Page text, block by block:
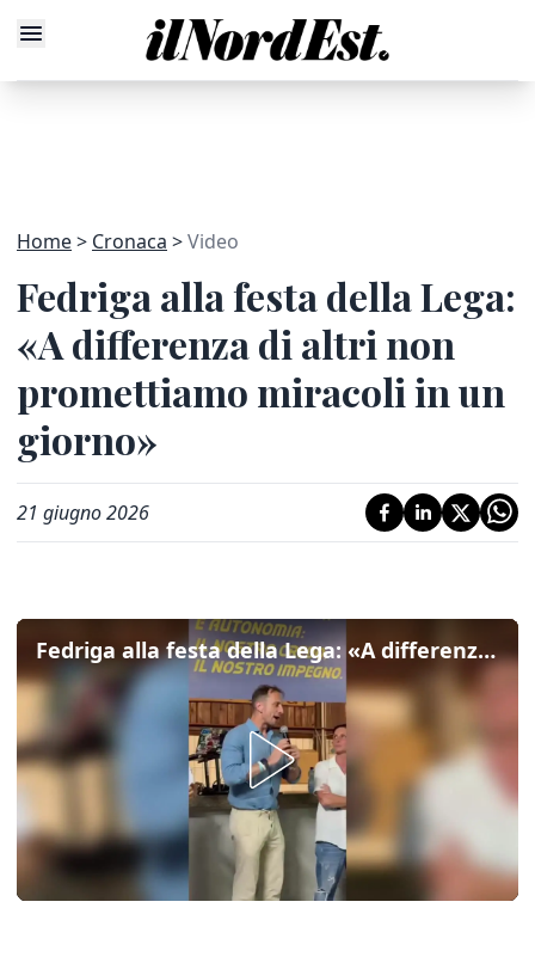
Home Cronaca Video
Fedriga alla festa della Lega:
«A differenza di altri non
promettiamo miracoli in un
giorno»
21 giugno 2026
Fedriga alla festa della Lega: «A differenza di altri non promettiamo miracoli in un giorno»